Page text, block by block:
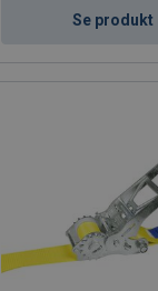
Se produkt